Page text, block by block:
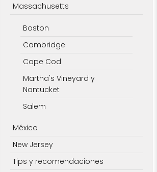
Massachusetts
Boston
Cambridge
Cape Cod
Martha's Vineyard y
Nantucket
Salem
México
New Jersey
Tips y recomendaciones